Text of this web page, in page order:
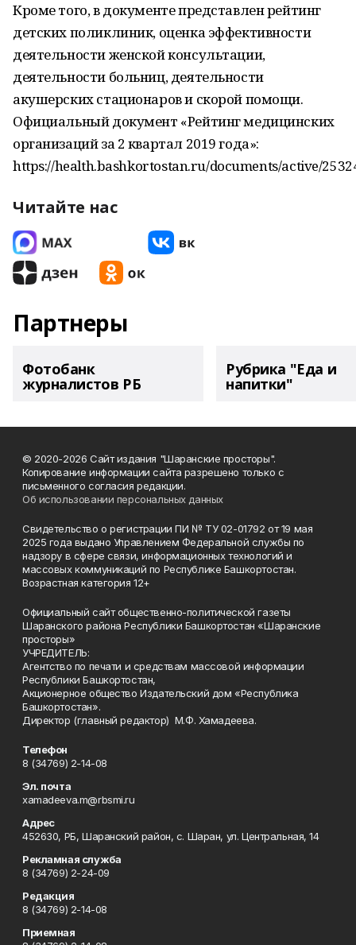
Кроме того, в документе представлен рейтинг
детских поликлиник, оценка эффективности
деятельности женской консультации,
деятельности больниц, деятельности
акушерских стационаров и скорой помощи.
Официальный документ «Рейтинг медицинских
организаций за 2 квартал 2019 года»:
https://health.bashkortostan.ru/documents/active/
Читайте нас
Партнеры
Фотобанк
журналистов РБ
Рубрика "Еда и
напитки"
© 2020-2026 Сайт издания "Шаранские просторы".
Копирование информации сайта разрешено только с
письменного согласия редакции.
Об использовании персональных данных
Свидетельство о регистрации ПИ № ТУ 02-01792 от 19 мая
2025 года выдано Управлением Федеральной службы по
надзору в сфере связи, информационных технологий и
массовых коммуникаций по Республике Башкортостан.
Возрастная категория 12+
Официальный сайт общественно-политической газеты
Шаранского района Республики Башкортостан «Шаранские
просторы»
УЧРЕДИТЕЛЬ:
Агентство по печати и средствам массовой информации
Республики Башкортостан,
Акционерное общество Издательский дом «Республика
Башкортостан».
Директор (главный редактор) М.Ф. Хамадеева.
Телефон
8 (34769) 2-14-08
Эл. почта
xamadeeva.m@rbsmi.ru
Адрес
452630, РБ, Шаранский район, с. Шаран, ул. Центральная, 14
Рекламная служба
8 (34769) 2-24-09
Редакция
8 (34769) 2-14-08
Приемная